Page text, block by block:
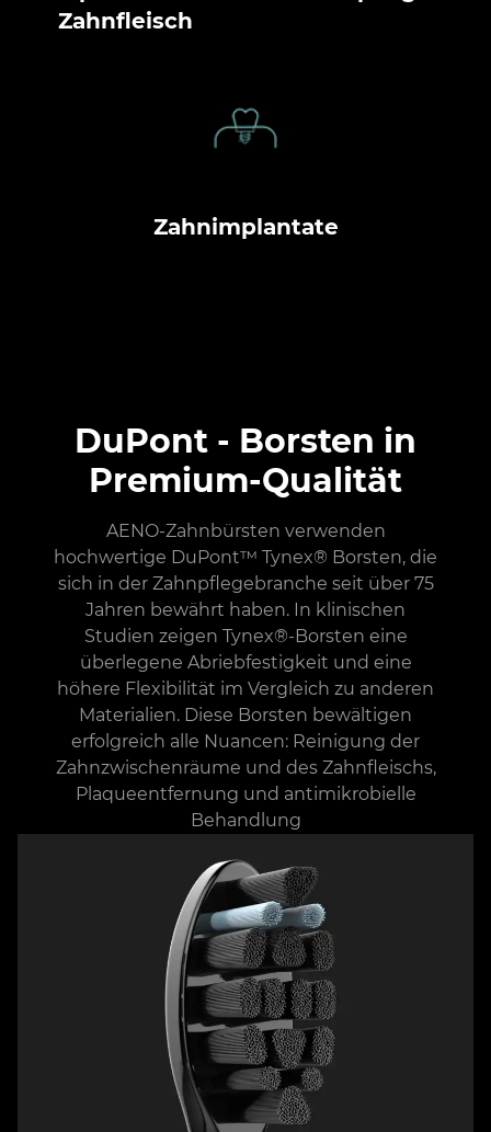
Zahnfleisch
Zahnimplantate
DuPont - Borsten in
Premium-Qualität
AENO-Zahnbürsten verwenden
hochwertige DuPont™ Tynex® Borsten, die
sich in der Zahnpflegebranche seit über 75
Jahren bewährt haben. In klinischen
Studien zeigen Tynex®-Borsten eine
überlegene Abriebfestigkeit und eine
höhere Flexibilität im Vergleich zu anderen
Materialien. Diese Borsten bewältigen
erfolgreich alle Nuancen: Reinigung der
Zahnzwischenräume und des Zahnfleischs,
Plaqueentfernung und antimikrobielle
Behandlung